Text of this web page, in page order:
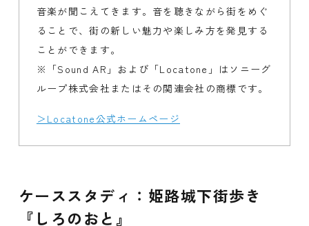
音楽が聞こえてきます。音を聴きながら街をめぐ
ることで、街の新しい魅力や楽しみ方を発見する
ことができます。
※「Sound AR」および「Locatone」はソニーグ
ループ株式会社またはその関連会社の商標です。
＞Locatone公式ホームページ
ケーススタディ：姫路城下街歩き
『しろのおと』